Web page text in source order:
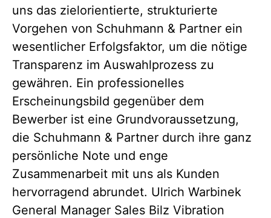
uns das zielorientierte, strukturierte
Vorgehen von Schuhmann & Partner ein
wesentlicher Erfolgsfaktor, um die nötige
Transparenz im Auswahlprozess zu
gewähren. Ein professionelles
Erscheinungsbild gegenüber dem
Bewerber ist eine Grundvoraussetzung,
die Schuhmann & Partner durch ihre ganz
persönliche Note und enge
Zusammenarbeit mit uns als Kunden
hervorragend abrundet. Ulrich Warbinek
General Manager Sales Bilz Vibration